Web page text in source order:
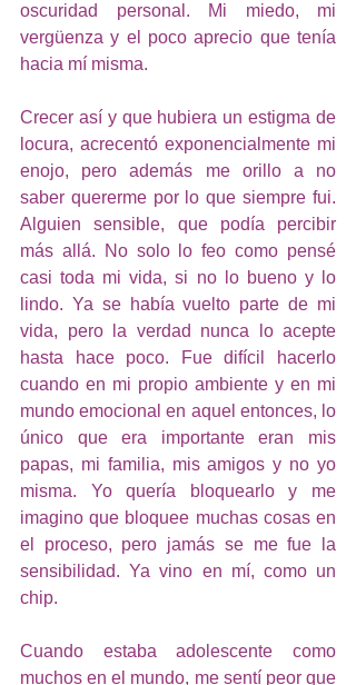
oscuridad personal. Mi miedo, mi
vergüenza y el poco aprecio que tenía
hacia mí misma.
Crecer así y que hubiera un estigma de
locura, acrecentó exponencialmente mi
enojo, pero además me orillo a no
saber quererme por lo que siempre fui.
Alguien sensible, que podía percibir
más allá. No solo lo feo como pensé
casi toda mi vida, si no lo bueno y lo
lindo. Ya se había vuelto parte de mi
vida, pero la verdad nunca lo acepte
hasta hace poco. Fue difícil hacerlo
cuando en mi propio ambiente y en mi
mundo emocional en aquel entonces, lo
único que era importante eran mis
papas, mi familia, mis amigos y no yo
misma. Yo quería bloquearlo y me
imagino que bloquee muchas cosas en
el proceso, pero jamás se me fue la
sensibilidad. Ya vino en mí, como un
chip.
Cuando estaba adolescente como
muchos en el mundo, me sentí peor que